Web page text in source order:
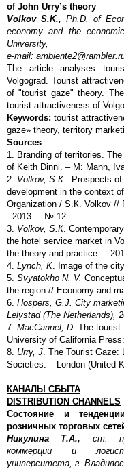
of John Urry’s theory
Volkov S.K., Ph.D. of
economy and the
University,
e-mail:
The article analyses
Volgograd. Tourist
of "tourist gaze" theory.
tourist attractiveness of
Keywords: tourist
gaze» theory, territory
Sources
1. Branding of territories.
of Keith Dinni. – M: Mann,
2. Volkov, S. К . Prospects
development in the context
Organization / S.К. Volkov //
- 2013. – № 12.
3. Volkov, S. К .
the hotel service market in
the theory and practice. –
4. Lynch, K . Image of the
5. Svyatokho N. V.
the region // Economy and
6. Hospers, G.J. City
Lelystad (The Netherlands),
7. MacCannel, D . The
University of California
8. Urry, J . The Tourist
Societies. – London (United
КАНАЛЫ СБЫТА
DISTRIBUTION CHANNELS
Состояние и
розничных торговых
Никулина Т.А., ст.
коммерции и
университета, г.